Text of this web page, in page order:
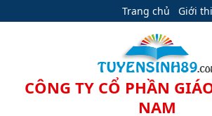
Trang chủ Giới
CÔNG TY CỔ PHẦN
NAM